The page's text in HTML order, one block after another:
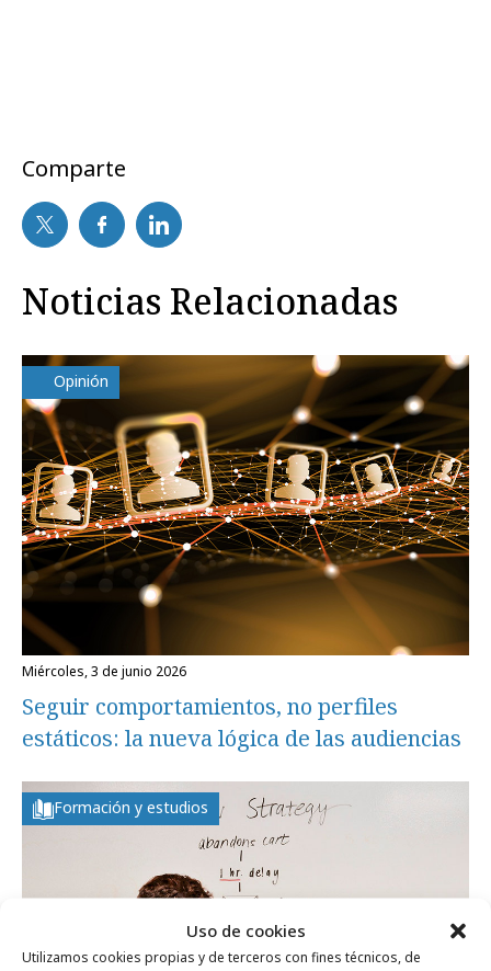
Uso de cookies
Utilizamos cookies propias y de terceros con fines técnicos, de
Comparte
Noticias Relacionadas
Opinión
miércoles, 3 de junio 2026
Seguir comportamientos, no perfiles
estáticos: la nueva lógica de las audiencias
Formación y estudios